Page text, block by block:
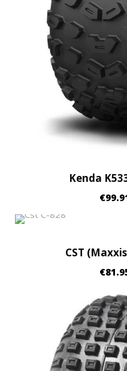
Kenda
€
CST
€